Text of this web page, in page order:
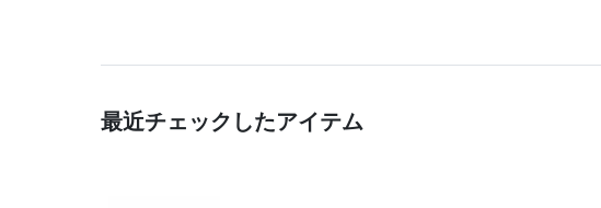
最近チェックしたアイテム